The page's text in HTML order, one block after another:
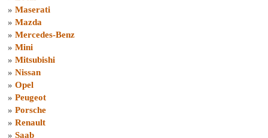
» Maserati
» Mazda
» Mercedes-Benz
» Mini
» Mitsubishi
» Nissan
» Opel
» Peugeot
» Porsche
» Renault
» Saab